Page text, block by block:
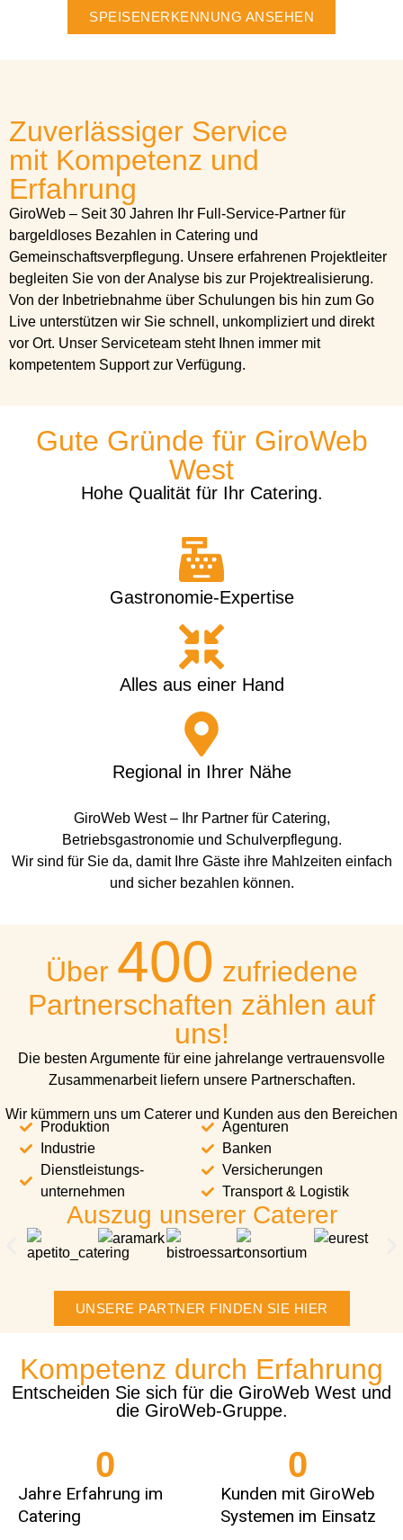
SPEISENERKENNUNG ANSEHEN
Zuverlässiger Service
mit Kompetenz und
Erfahrung
GiroWeb – Seit 30 Jahren Ihr Full-Service-Partner für
bargeldloses Bezahlen in Catering und
Gemeinschaftsverpflegung. Unsere erfahrenen Projektleiter
begleiten Sie von der Analyse bis zur Projektrealisierung.
Von der Inbetriebnahme über Schulungen bis hin zum Go
Live unterstützen wir Sie schnell, unkompliziert und direkt
vor Ort. Unser Serviceteam steht Ihnen immer mit
kompetentem Support zur Verfügung.
Gute Gründe für GiroWeb
West
Hohe Qualität für Ihr Catering.
Gastronomie-Expertise
Alles aus einer Hand
Regional in Ihrer Nähe
GiroWeb West – Ihr Partner für Catering,
Betriebsgastronomie und Schulverpflegung.
Wir sind für Sie da, damit Ihre Gäste ihre Mahlzeiten einfach
und sicher bezahlen können.
Über 400 zufriedene
Partnerschaften zählen auf
uns!
Die besten Argumente für eine jahrelange vertrauensvolle
Zusammenarbeit liefern unsere Partnerschaften.
Wir kümmern uns um Caterer und Kunden aus den Bereichen
Produktion
Industrie
Agenturen
Banken
Dienstleistungs-
unternehmen
Versicherungen
Transport & Logistik
Auszug unserer Caterer
UNSERE PARTNER FINDEN SIE HIER
Kompetenz durch Erfahrung
Entscheiden Sie sich für die GiroWeb West und
die GiroWeb-Gruppe.
Jahre Erfahrung im
Catering
0
Kunden mit GiroWeb
Systemen im Einsatz
0